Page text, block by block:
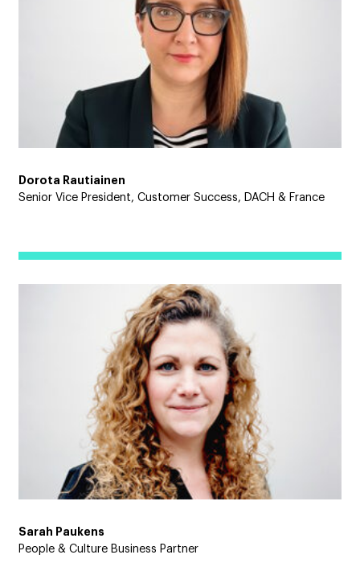
Dorota Rautiainen
Senior Vice President, Customer Success, DACH & France
Sarah Paukens
People & Culture Business Partner